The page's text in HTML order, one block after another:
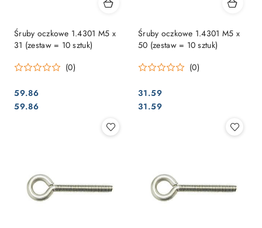
Śruby oczkowe 1.4301 M5 x
31 (zestaw = 10 sztuk)
(0)
Cena:
59.86
Cena:
59.86
Śruby oczkowe 1.4301 M5 x
50 (zestaw = 10 sztuk)
(0)
Cena:
31.59
Cena:
31.59